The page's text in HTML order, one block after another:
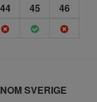
44 45
46
SVERIGE